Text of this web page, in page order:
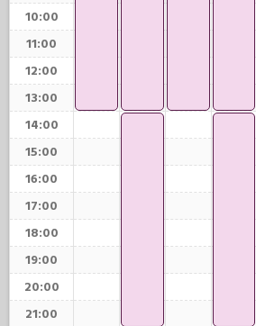
10:00
11:00
12:00
13:00
14:00
15:00
16:00
17:00
18:00
19:00
20:00
21:00